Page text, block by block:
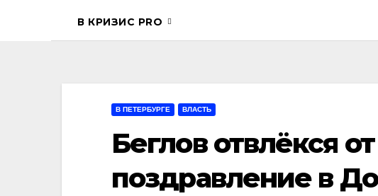
В КРИЗИС PRO
В ПЕТЕРБУРГЕ ВЛАСТЬ
Беглов отвлёкся
поздравление в